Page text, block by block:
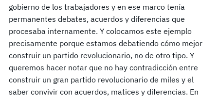
gobierno de los trabajadores y en ese marco tenía
permanentes debates, acuerdos y diferencias que
procesaba internamente. Y colocamos este ejemplo
precisamente porque estamos debatiendo cómo mejor
construir un partido revolucionario, no de otro tipo. Y
queremos hacer notar que no hay contradicción entre
construir un gran partido revolucionario de miles y el
saber convivir con acuerdos, matices y diferencias. En